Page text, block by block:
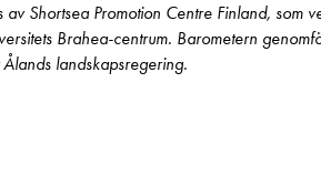
Shortsea Promotion Centre Finland, som
Brahea-centrum. Barometern
landskapsregering.